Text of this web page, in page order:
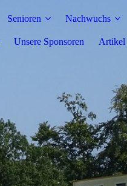
Senioren Nachwuchs
Unsere Sponsoren Artikel